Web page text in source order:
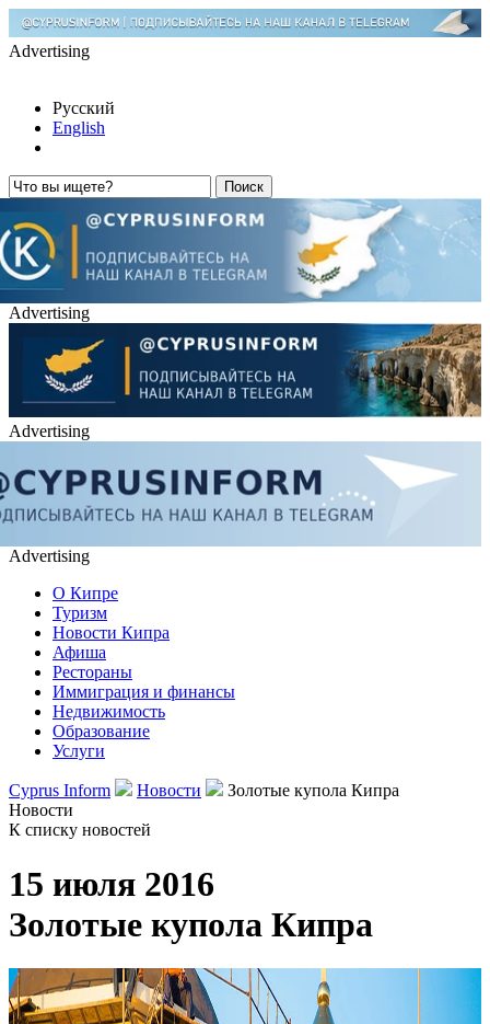
Advertising
Русский
English
Advertising
Advertising
Advertising
О Кипре
Туризм
Новости Кипра
Афиша
Рестораны
Иммиграция и финансы
Недвижимость
Образование
Услуги
Cyprus Inform Новости
Золотые купола Кипра
Новости
К списку новостей
15 июля 2016
Золотые купола Кипра